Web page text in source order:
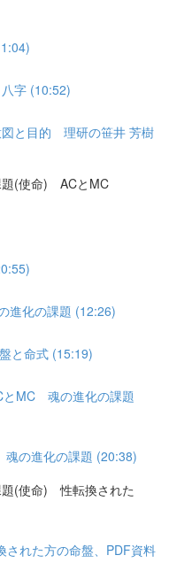
字 (10:52)
図と目的 理研の笹井 芳樹
題(使命) ACとMC
進化の課題 (12:26)
と命式 (15:19)
とMC 魂の進化の課題
の進化の課題 (20:38)
題(使命) 性転換された
された方の命盤、PDF資料